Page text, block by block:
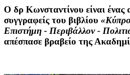
Ο δρ Κωνσταντίνου είναι
συγγραφείς του βιβλίου
Επιστήμη - Περιβάλλον -
απέσπασε βραβείο της